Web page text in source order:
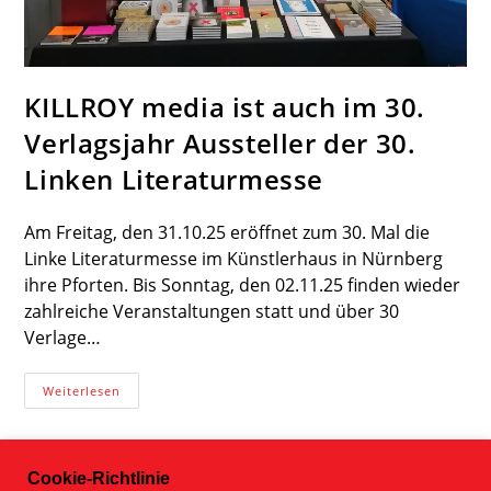
KILLROY media ist auch im 30.
Verlagsjahr Aussteller der 30.
Linken Literaturmesse
Am Freitag, den 31.10.25 eröffnet zum 30. Mal die
Linke Literaturmesse im Künstlerhaus in Nürnberg
ihre Pforten. Bis Sonntag, den 02.11.25 finden wieder
zahlreiche Veranstaltungen statt und über 30
Verlage…
Weiterlesen
Media
Auch
30.
Verlagsjahr
Cookie-Richtlinie